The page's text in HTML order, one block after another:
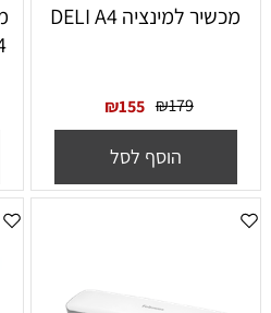
מכשיר למינציה DELI A4
₪179
₪155
הוסף לסל